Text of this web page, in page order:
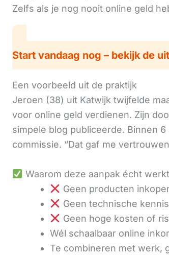
Zelfs als je nog nooit online geld
Start vandaag nog – bekijk de
Een voorbeeld uit de praktijk
Jeroen (38) uit Katwijk twijfelde
voor online geld verdienen. Zijn
simpele blog publiceerde. Binnen
commissie. “Dat gaf me
Waarom deze aanpak écht werkt
Geen producten
Geen technische
Geen hoge kosten of
Wél schaalbaar online
Te combineren met werk,